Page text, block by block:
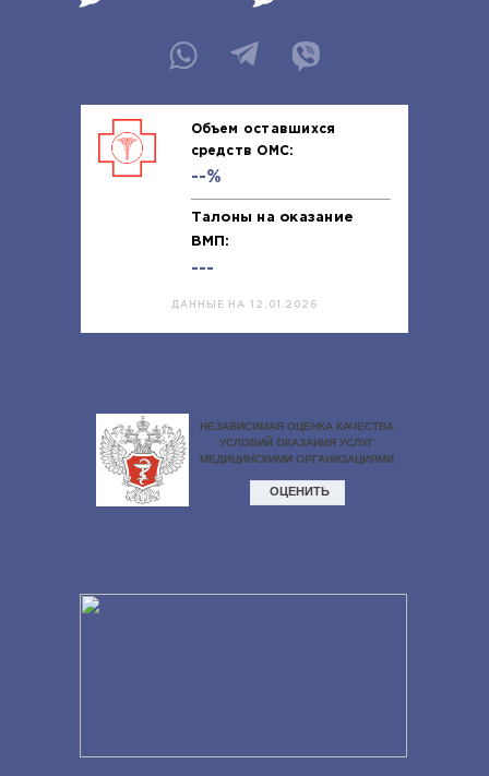
Объем оставшихся
средств ОМС:
--%
Талоны на оказание
ВМП:
---
ДАННЫЕ НА 12.01.2026